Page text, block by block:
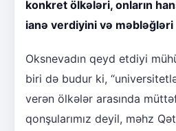
konkret ölkələri, onların
ianə verdiyini və məbləğləri
Oksnevadın qeyd etdiyi
biri də budur ki,
verən ölkələr arasında
qonşularımız deyil, məhz